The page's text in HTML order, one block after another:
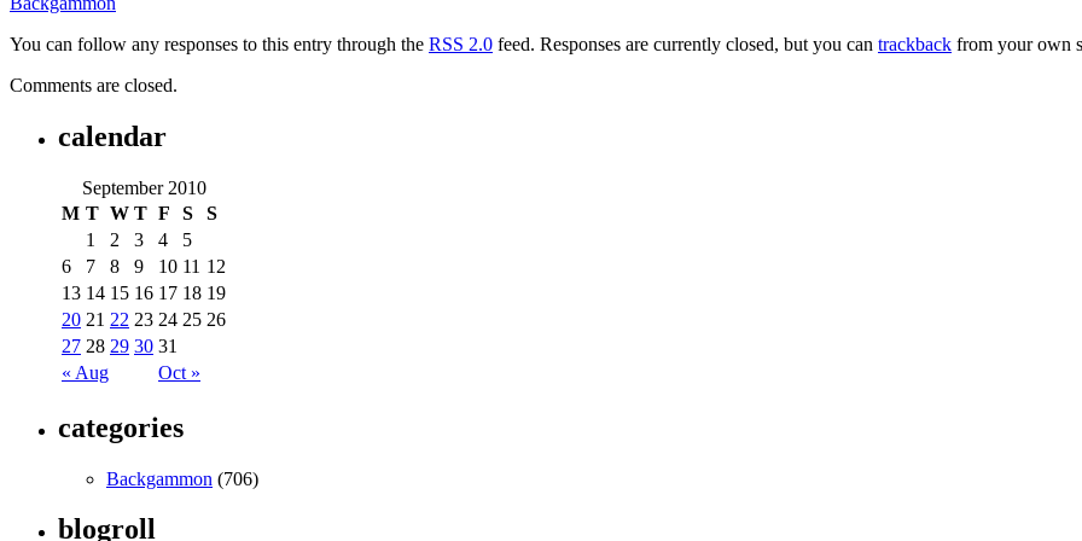
You can follow any responses to this entry through the RSS 2.0 feed. Responses are currently closed, but you can trackback from your own
Comments are closed.
calendar
September 2010
M T W T F S S
« Aug Oct »
1 2 3 4
5
6
7 8 9 10 11 12
13 14 15 16 17 18 19
20 21 22 23 24 25 26
27 28 29 30 31
categories
Backgammon (706)
blogroll